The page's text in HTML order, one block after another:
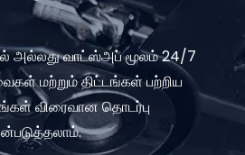
அல்லது வாட்ஸ்அப் மூலம் 24/7
மற்றும் திட்டங்கள் பற்றிய
விரைவான தொடர்பு